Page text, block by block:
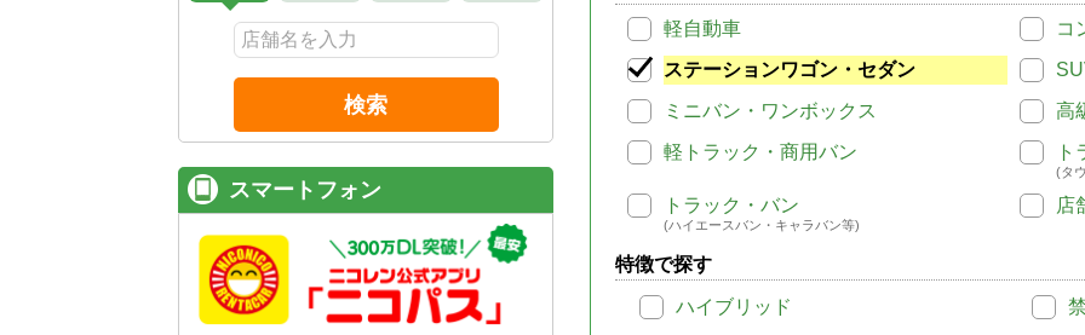
軽自動車
コ
ステーションワゴン・セダン
ミニバン・ワンボックス
高
軽トラック・商用バン
ト
(タ
トラック・バン
(ハイエースバン・キャラバン等)
店
特徴で探す
ハイブリッド
検索
スマートフォン